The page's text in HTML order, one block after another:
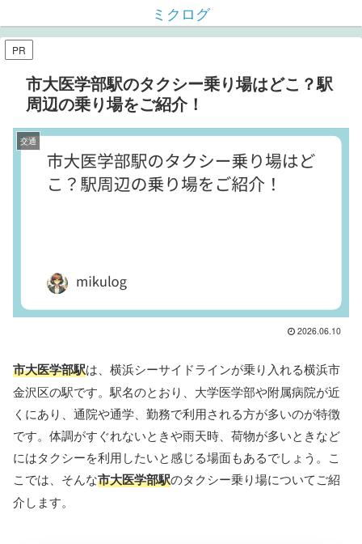
ミクログ
PR
市大医学部駅のタクシー乗り場はどこ？駅
周辺の乗り場をご紹介！
交通
2026.06.10
市大医学部駅は、横浜シーサイドラインが乗り入れる横浜市
金沢区の駅です。駅名のとおり、大学医学部や附属病院が近
くにあり、通院や通学、勤務で利用される方が多いのが特徴
です。体調がすぐれないときや雨天時、荷物が多いときなど
にはタクシーを利用したいと感じる場面もあるでしょう。こ
こでは、そんな市大医学部駅のタクシー乗り場についてご紹
介します。